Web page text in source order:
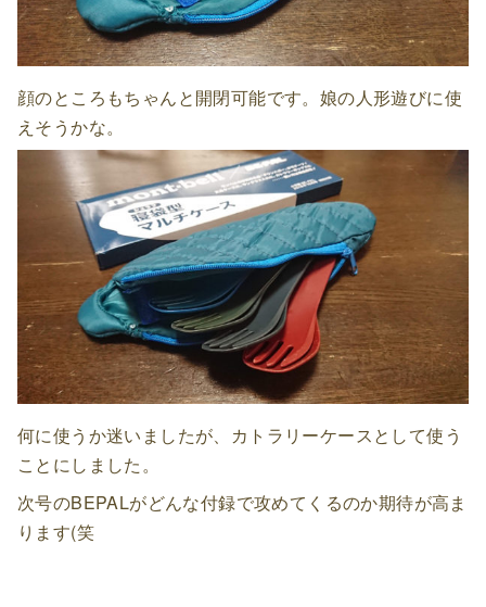
顔のところもちゃんと開閉可能です。娘の人形遊びに使
えそうかな。
何に使うか迷いましたが、カトラリーケースとして使う
ことにしました。
次号のBEPALがどんな付録で攻めてくるのか期待が高ま
ります(笑